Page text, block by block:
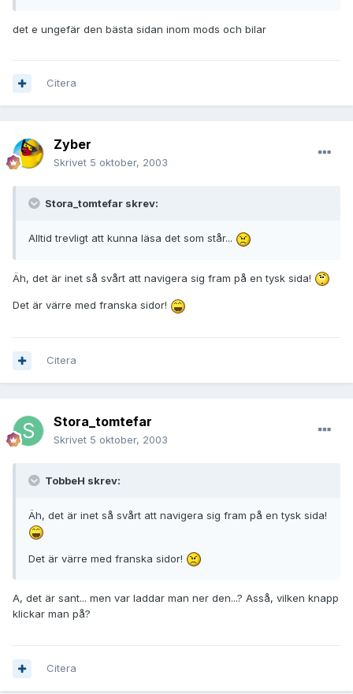
det e ungefär den bästa sidan inom mods och bilar
Citera
Zyber
Skrivet 5 oktober, 2003
Stora_tomtefar skrev:
Alltid trevligt att kunna läsa det som står...
Äh, det är inet så svårt att navigera sig fram på en tysk sida!
Det är värre med franska sidor!
Citera
Stora_tomtefar
Skrivet 5 oktober, 2003
TobbeH skrev:
Äh, det är inet så svårt att navigera sig fram på en tysk sida!
Det är värre med franska sidor!
A, det är sant... men var laddar man ner den...? Asså, vilken knapp
klickar man på?
Citera